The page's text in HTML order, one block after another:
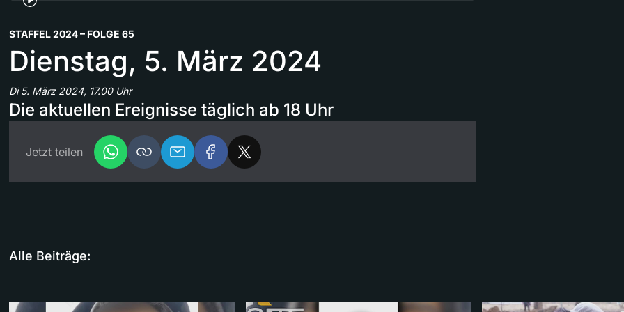
STAFFEL 2024 – FOLGE 65
Dienstag, 5. März 2024
Di 5. März 2024, 17.00 Uhr
Die aktuellen Ereignisse täglich ab 18 Uhr
Jetzt teilen
Alle Beiträge: